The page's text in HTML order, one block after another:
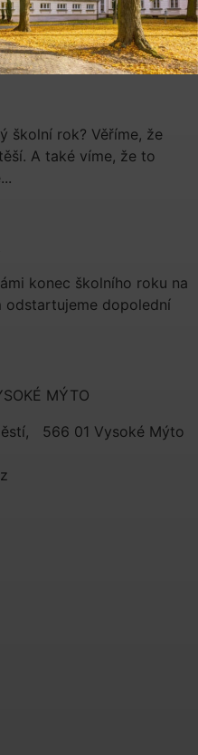
školní rok? Věříme, že
A také víme, že to
konec školního roku na
odstartujeme dopolední
MÝTO
566 01 Vysoké Mýto